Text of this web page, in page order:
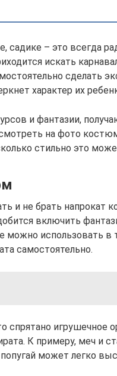
садике – это всегда
искать
сделать
характер их
и фантазии,
на фото
стильно это
и не брать напрокат
включить
можно использовать в
самостоятельно.
спрятано игрушечное
К примеру, меч и
может легко